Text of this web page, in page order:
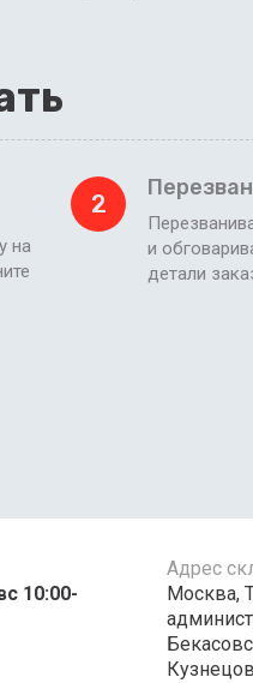
на
2
и
детали
10:00-
Адрес
Москва,